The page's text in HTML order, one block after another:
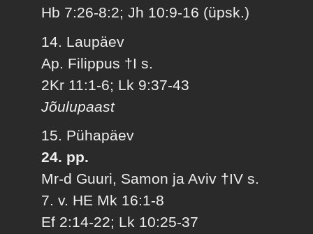
Hb 7:26-8:2; Jh 10:9-16 (üpsk.)
14. Laupäev
Ap. Filippus †I s.
2Kr 11:1-6; Lk 9:37-43
Jõulupaast
15. Pühapäev
24. pp.
Mr-d Guuri, Samon ja Aviv †IV s.
7. v. HE Mk 16:1-8
Ef 2:14-22; Lk 10:25-37